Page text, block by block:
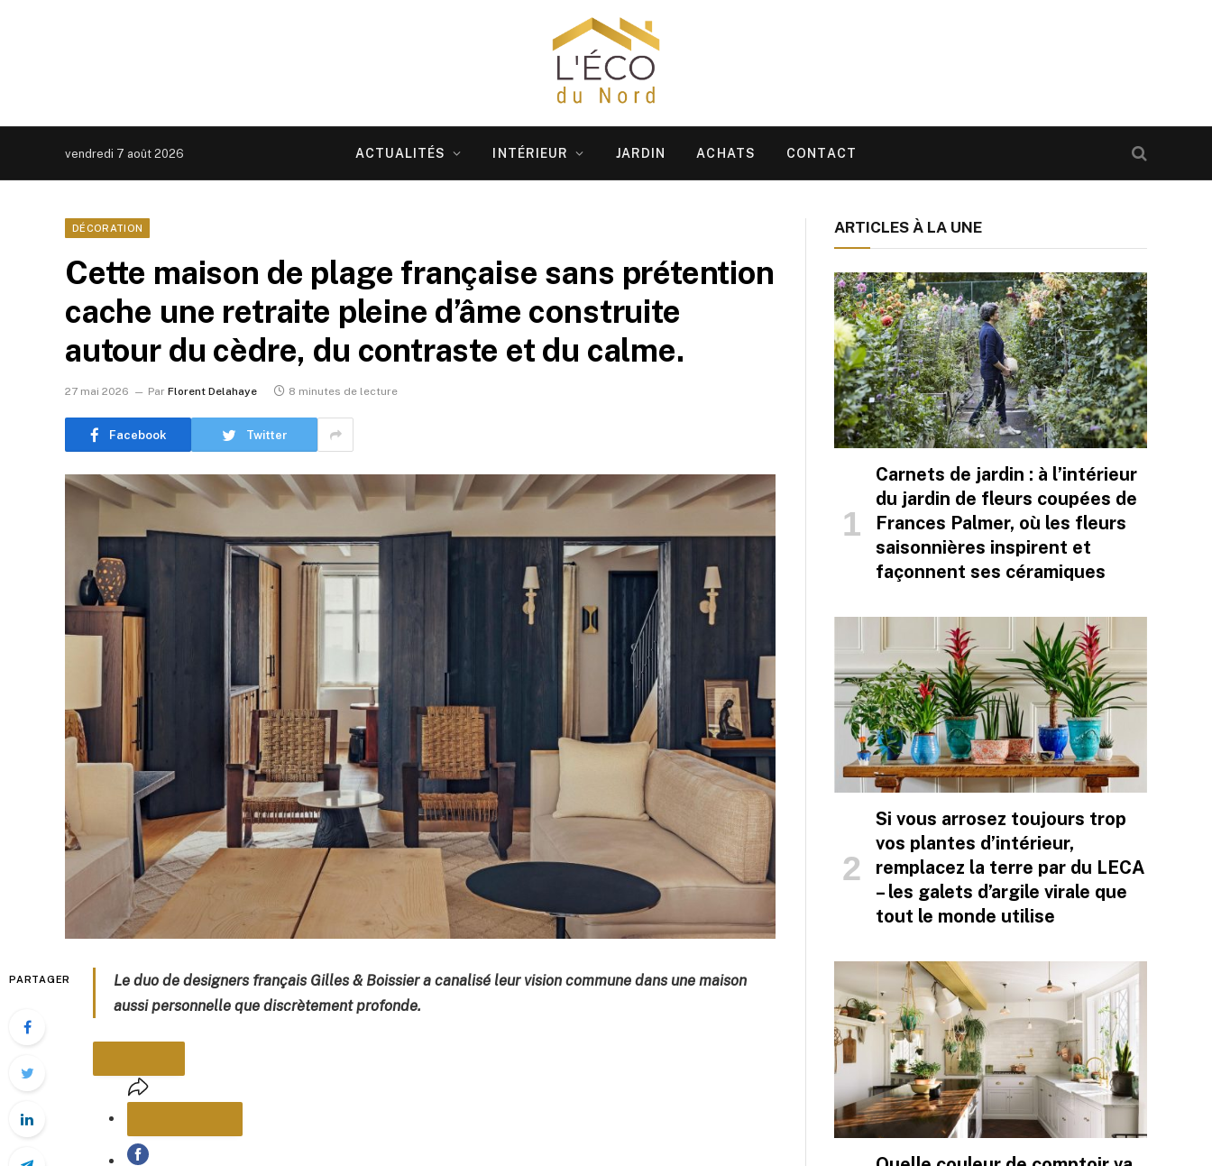
vendredi 7 août 2026 ACTUALITÉS INTÉRIEUR JARDIN ACHATS CONTACT
DÉCORATION
Cette maison de plage française sans prétention
cache une retraite pleine d’âme construite
autour du cèdre, du contraste et du calme.
27 mai 2026 Par Florent Delahaye 8 minutes de lecture
Facebook Twitter
PARTAGER
Le duo de designers français Gilles & Boissier a canalisé leur vision commune dans une maison
aussi personnelle que discrètement profonde.
PARTAGER
ARTICLES À LA UNE
Carnets de jardin : à l’intérieur
du jardin de fleurs coupées de
Frances Palmer, où les fleurs
saisonnières inspirent et
façonnent ses céramiques
Si vous arrosez toujours trop
vos plantes d’intérieur,
remplacez la terre par du LECA
– les galets d’argile virale que
tout le monde utilise